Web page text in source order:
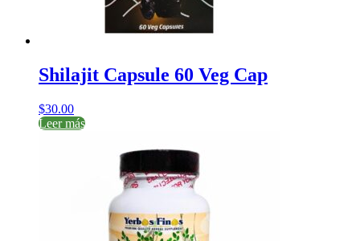
Shilajit Capsule 60 Veg Cap
$30.00
Leer más